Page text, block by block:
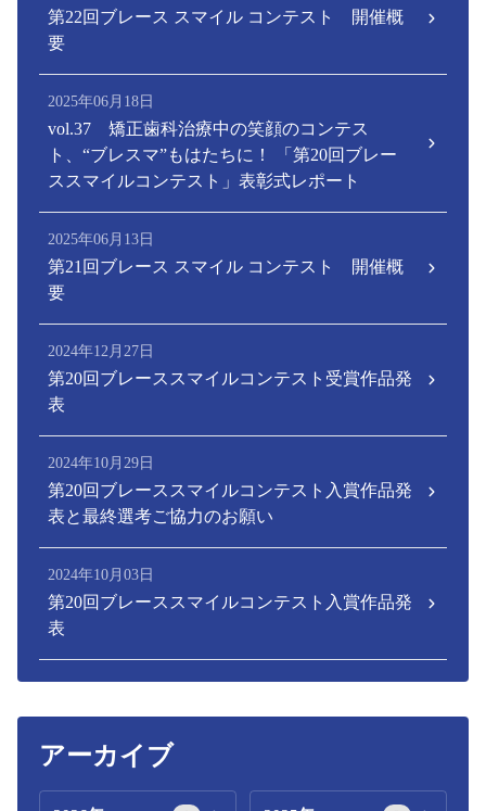
第22回ブレース スマイル コンテスト 開催概
要
2025年06月18日
vol.37 矯正歯科治療中の笑顔のコンテス
ト、“ブレスマ”もはたちに！ 「第20回ブレー
ススマイルコンテスト」表彰式レポート
2025年06月13日
第21回ブレース スマイル コンテスト 開催概
要
2024年12月27日
第20回ブレーススマイルコンテスト受賞作品発
表
2024年10月29日
第20回ブレーススマイルコンテスト入賞作品発
表と最終選考ご協力のお願い
2024年10月03日
第20回ブレーススマイルコンテスト入賞作品発
表
アーカイブ